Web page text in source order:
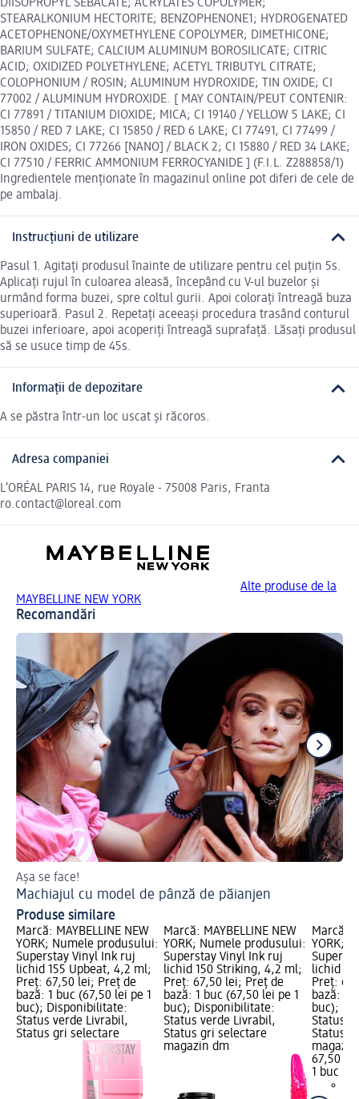
DIISOPROPYL SEBACATE; ACRYLATES COPOLYMER;
STEARALKONIUM HECTORITE; BENZOPHENONE1; HYDROGENATED
ACETOPHENONE/OXYMETHYLENE COPOLYMER; DIMETHICONE;
BARIUM SULFATE; CALCIUM ALUMINUM BOROSILICATE; CITRIC
ACID; OXIDIZED POLYETHYLENE; ACETYL TRIBUTYL CITRATE;
COLOPHONIUM / ROSIN; ALUMINUM HYDROXIDE; TIN OXIDE; CI
77002 / ALUMINUM HYDROXIDE. [ MAY CONTAIN/PEUT CONTENIR:
CI 77891 / TITANIUM DIOXIDE; MICA; CI 19140 / YELLOW 5 LAKE; CI
15850 / RED 7 LAKE; CI 15850 / RED 6 LAKE; CI 77491, CI 77499 /
IRON OXIDES; CI 77266 [NANO] / BLACK 2; CI 15880 / RED 34 LAKE;
CI 77510 / FERRIC AMMONIUM FERROCYANIDE ] (F.I.L. Z288858/1)
Ingredientele menționate în magazinul online pot diferi de cele de
pe ambalaj.
Instrucțiuni de utilizare
Pasul 1. Agitați produsul înainte de utilizare pentru cel puțin 5s.
Aplicați rujul în culoarea aleasă, începând cu V-ul buzelor și
urmând forma buzei, spre coltul gurii. Apoi colorați întreagă buza
superioară. Pasul 2. Repetați aceeași procedura trasând conturul
buzei inferioare, apoi acoperiți întreagă suprafață. Lăsați produsul
să se usuce timp de 45s.
Informații de depozitare
A se păstra într-un loc uscat și răcoros.
Adresa companiei
L’ORÉAL PARIS 14, rue Royale - 75008 Paris, Franta
ro.contact@loreal.com
Alte produse de la
MAYBELLINE NEW YORK
Recomandări
Așa se face!
Machiajul cu model de pânză de păianjen
Produse similare
Marcă: MAYBELLINE NEW
YORK; Numele produsului:
Superstay Vinyl Ink ruj
lichid 155 Upbeat, 4,2 ml;
Preț: 67,50 lei; Preț de
bază: 1 buc (67,50 lei pe 1
buc); Disponibilitate:
Status verde Livrabil,
Status gri selectare
Marcă: MAYBELLINE NEW
YORK; Numele produsului:
Superstay Vinyl Ink ruj
lichid 150 Striking, 4,2 ml;
Preț: 67,50 lei; Preț de
bază: 1 buc (67,50 lei pe 1
buc); Disponibilitate:
Status verde Livrabil,
Status gri selectare
magazin dm
Marcă:
YORK;
lichid
Preț:
bază: 1
buc);
Status
Status
67,50 lei
1 buc